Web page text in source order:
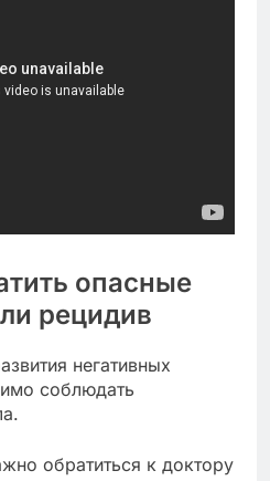
опасные
рецидив
негативных
соблюдать
обратиться к доктору